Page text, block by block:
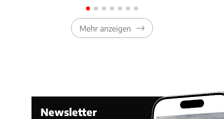
Mehr anzeigen
Newsletter